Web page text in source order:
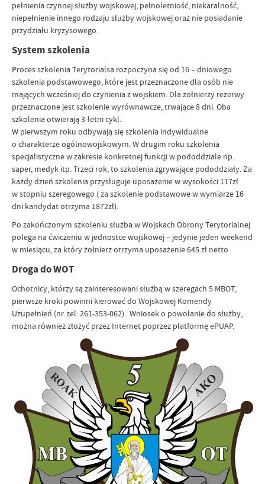
pełnienia czynnej służby wojskowej, pełnoletniość, niekaralność,
niepełnienie innego rodzaju służby wojskowej oraz nie posiadanie
przydziału kryzysowego.
System szkolenia
Proces szkolenia Terytorialsa rozpoczyna się od 16 – dniowego
szkolenia podstawowego, które jest przeznaczone dla osób nie
mających wcześniej do czynienia z wojskiem. Dla żołnierzy rezerwy
przeznaczone jest szkolenie wyrównawcze, trwające 8 dni. Oba
szkolenia otwierają 3-letni cykl.
W pierwszym roku odbywają się szkolenia indywidualne
o charakterze ogólnowojskowym. W drugim roku szkolenia
specjalistyczne w zakresie konkretnej funkcji w pododdziale np.
saper, medyk itp. Trzeci rok, to szkolenia zgrywające pododdziały. Za
każdy dzień szkolenia przysługuje uposażenie w wysokości 117zł
w stopniu szeregowego ( za szkolenie podstawowe w wymiarze 16
dni kandydat otrzyma 1872zł).
Po zakończonym szkoleniu służba w Wojskach Obrony Terytorialnej
polega na ćwiczeniu w jednostce wojskowej – jedynie jeden weekend
w miesiącu, za który żołnierz otrzyma uposażenie 645 zł netto
Droga do WOT
Ochotnicy, którzy są zainteresowani służbą w szeregach 5 MBOT,
pierwsze kroki powinni kierować do Wojskowej Komendy
Uzupełnień (nr. tel: 261-353-062). Wniosek o powołanie do służby,
można również złożyć przez Internet poprzez platformę ePUAP.